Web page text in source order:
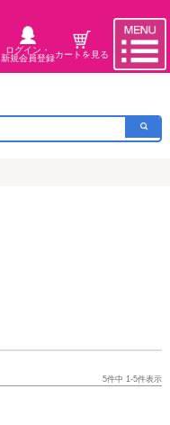
ログイン・
新規会員登録カートを見る
5件中 1-5件表示